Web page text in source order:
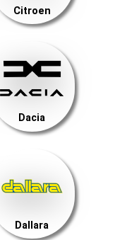
Citroen
Dacia
Dallara